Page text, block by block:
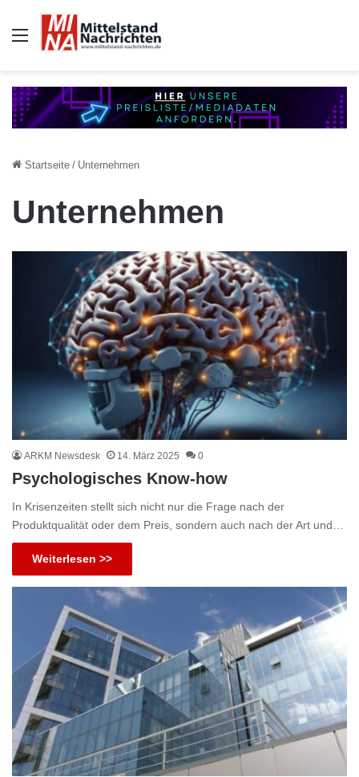
Auswahl
Startseite / Unternehmen
Unternehmen
ARKM Newsdesk 14. März 2025 0
Psychologisches Know-how
In Krisenzeiten stellt sich nicht nur die Frage nach der
Produktqualität oder dem Preis, sondern auch nach der Art und…
Weiterlesen >>